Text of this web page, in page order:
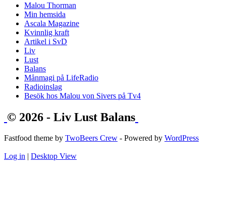
Malou Thorman
Min hemsida
Ascala Magazine
Kvinnlig kraft
Artikel i SvD
Liv
Lust
Balans
Månmagi på LifeRadio
Radioinslag
Besök hos Malou von Sivers på Tv4
© 2026 - Liv Lust Balans
Fastfood theme by TwoBeers Crew - Powered by WordPress
Log in | Desktop View